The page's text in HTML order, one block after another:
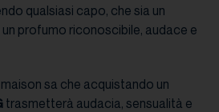
qualsiasi capo, che sia un
profumo riconoscibile, audace e
sa che acquistando un
trasmetterà audacia, sensualità e